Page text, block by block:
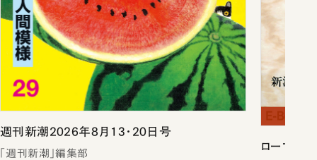
週刊新潮2026年8月13・20日号
「週刊新潮」編集部
ローマは